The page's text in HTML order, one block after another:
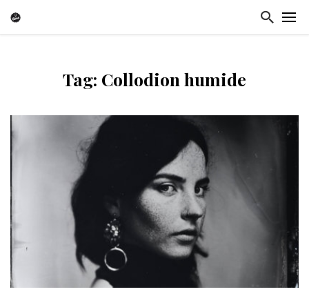
Tag: Collodion humide